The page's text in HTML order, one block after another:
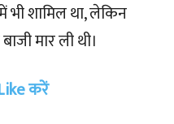
भी शामिल था, लेकिन
मार ली थी।
करें